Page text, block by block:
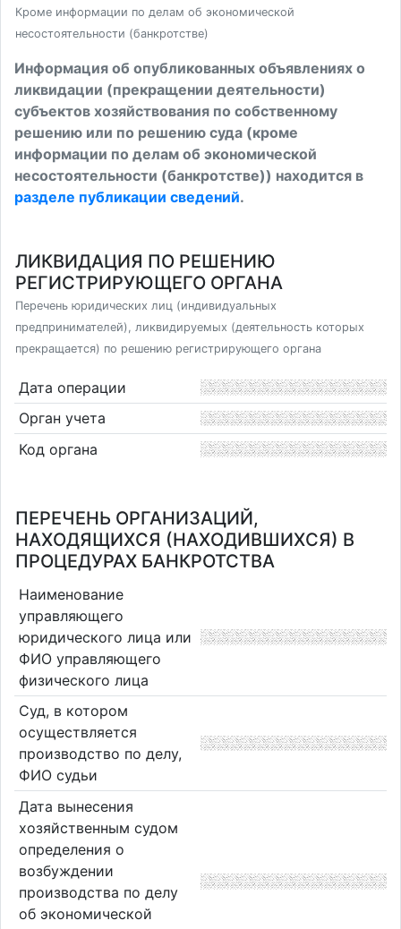
Кроме информации по делам об экономической
несостоятельности (банкротстве)
Информация об опубликованных объявлениях о
ликвидации (прекращении деятельности)
субъектов хозяйствования по собственному
решению или по решению суда (кроме
информации по делам об экономической
несостоятельности (банкротстве)) находится в
разделе публикации сведений.
ЛИКВИДАЦИЯ ПО РЕШЕНИЮ
РЕГИСТРИРУЮЩЕГО ОРГАНА
Перечень юридических лиц (индивидуальных
предпринимателей), ликвидируемых (деятельность которых
прекращается) по решению регистрирующего органа
Дата операции
Орган учета
Код органа
ПЕРЕЧЕНЬ ОРГАНИЗАЦИЙ,
НАХОДЯЩИХСЯ (НАХОДИВШИХСЯ) В
ПРОЦЕДУРАХ БАНКРОТСТВА
Наименование
управляющего
юридического лица или
ФИО управляющего
физического лица
Суд, в котором
осуществляется
производство по делу,
ФИО судьи
Дата вынесения
хозяйственным судом
определения о
возбуждении
производства по делу
об экономической